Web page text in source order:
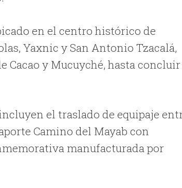
en el centro histórico de
Yaxnic y San Antonio Tzacalá,
Cacao y Mucuyché, hasta concluir
el traslado de equipaje
Camino del Mayab con
manufacturada por